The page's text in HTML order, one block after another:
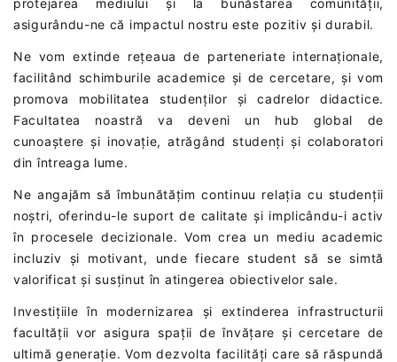
asigurându-ne că impactul nostru este pozitiv și durabil.
Ne vom extinde rețeaua de parteneriate internaționale,
facilitând schimburile academice și de cercetare, și vom
promova mobilitatea studenților și cadrelor didactice.
Facultatea noastră va deveni un hub global de
cunoaștere și inovație, atrăgând studenți și colaboratori
din întreaga lume.
Ne angajăm să îmbunătățim continuu relația cu studenții
noștri, oferindu-le suport de calitate și implicându-i activ
în procesele decizionale. Vom crea un mediu academic
incluziv și motivant, unde fiecare student să se simtă
valorificat și susținut în atingerea obiectivelor sale.
Investițiile în modernizarea și extinderea infrastructurii
facultății vor asigura spații de învățare și cercetare de
ultimă generație. Vom dezvolta facilități care să răspundă